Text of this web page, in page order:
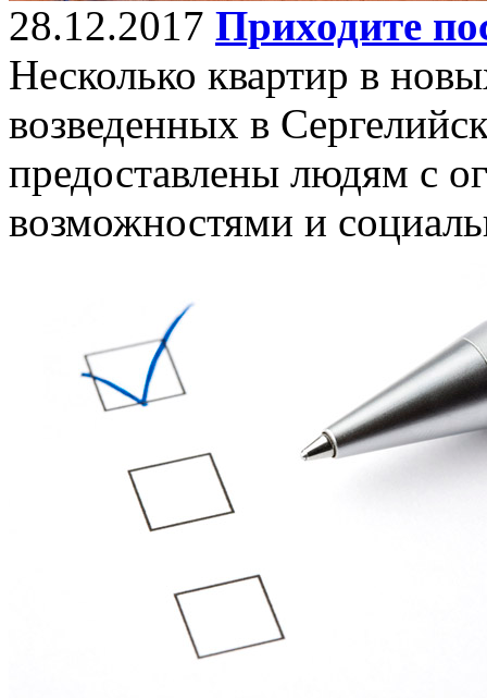
28.12.2017 Приходите
Несколько квартир в
возведенных в
предоставлены людям с
возможностями и